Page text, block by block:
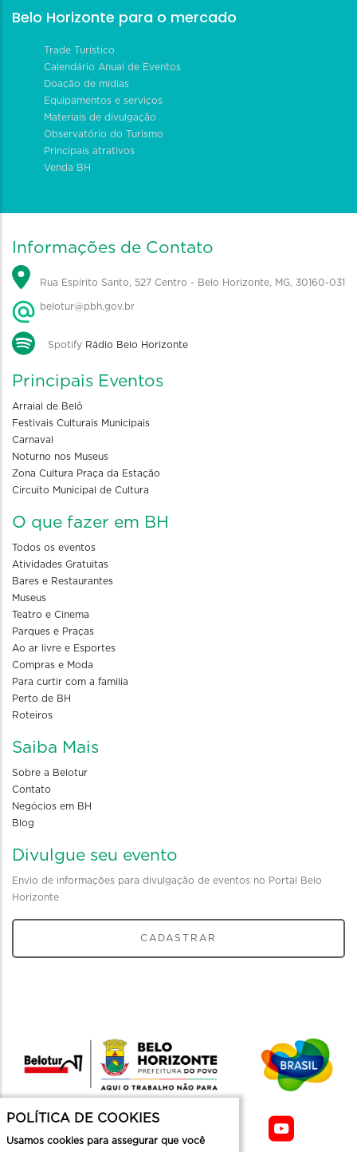
Belo Horizonte para o mercado
Trade Turístico
Calendário Anual de Eventos
Doação de mídias
Equipamentos e serviços
Materiais de divulgação
Observatório do Turismo
Principais atrativos
Venda BH
Informações de Contato
Rua Espírito Santo, 527 Centro - Belo Horizonte, MG, 30160-031
belotur@pbh.gov.br
Spotify Rádio Belo Horizonte
Principais Eventos
Arraial de Belô
Festivais Culturais Municipais
Carnaval
Noturno nos Museus
Zona Cultura Praça da Estação
Circuito Municipal de Cultura
O que fazer em BH
Todos os eventos
Atividades Gratuitas
Bares e Restaurantes
Museus
Teatro e Cinema
Parques e Praças
Ao ar livre e Esportes
Compras e Moda
Para curtir com a familia
Perto de BH
Roteiros
Saiba Mais
Sobre a Belotur
Contato
Negócios em BH
Blog
Divulgue seu evento
Envio de informações para divulgação de eventos no Portal Belo
Horizonte
CADASTRAR
POLÍTICA DE COOKIES
Usamos cookies para assegurar que você